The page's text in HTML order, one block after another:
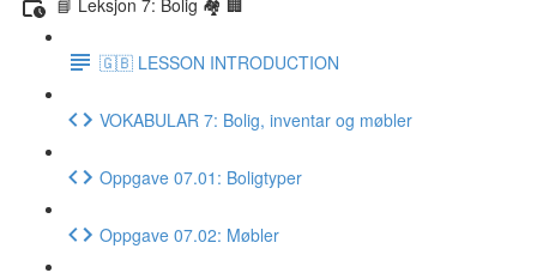
🇬🇧 LESSON INTRODUCTION
VOKABULAR 7: Bolig, inventar og møbler
Oppgave 07.01: Boligtyper
Oppgave 07.02: Møbler